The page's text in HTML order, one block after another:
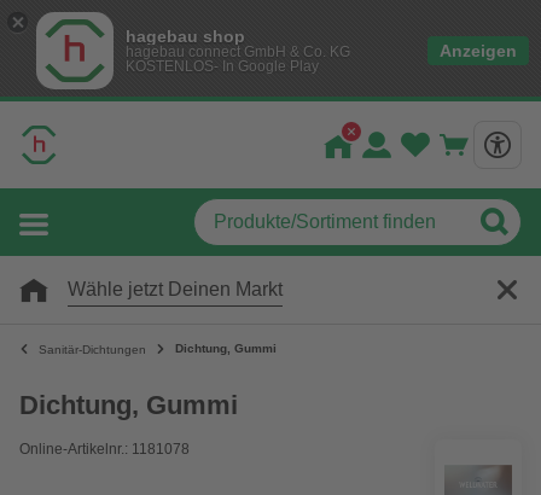
hagebau shop
hagebau connect GmbH & Co. KG
KOSTENLOS- In Google Play
Anzeigen
Wähle jetzt Deinen Markt
Sanitär-Dichtungen Dichtung, Gummi
Dichtung, Gummi
Online-Artikelnr.: 1181078